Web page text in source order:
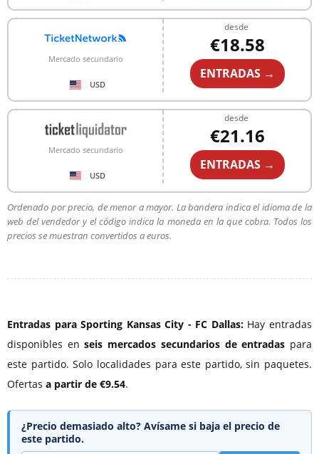
Mercado secundario
USD
desde
€18.58
ENTRADAS →
Mercado secundario
USD
desde
€21.16
ENTRADAS →
Ordenado por precio, de menor a mayor. La bandera indica el idioma de la
web del vendedor y el código indica la moneda en la que cobra. Todos los
precios se muestran convertidos a euros.
Entradas para Sporting Kansas City - FC Dallas:Hay entradas
disponibles enseis mercados secundarios de entradas para
este partido. Solo localidades para este partido, sin paquetes.
Ofertas a partir de €9.54.
¿Precio demasiado alto? Avísame si baja el precio de
este partido.